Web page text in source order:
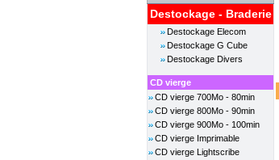
Destockage - Braderie
Destockage Elecom
Destockage G Cube
Destockage Divers
CD vierge
CD vierge 700Mo - 80min
CD vierge 800Mo - 90min
CD vierge 900Mo - 100min
CD vierge Imprimable
CD vierge Lightscribe